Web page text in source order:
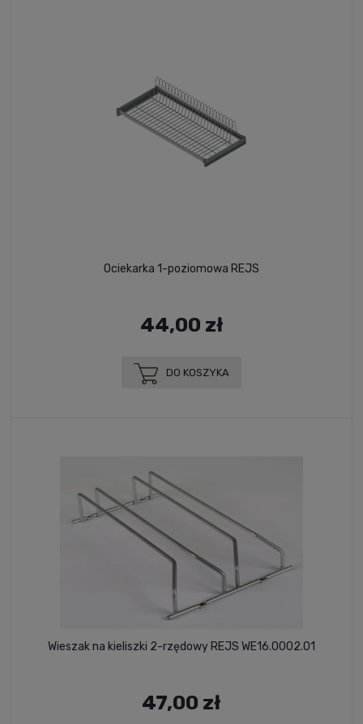
Ociekarka 1-poziomowa REJS
44,00 zł
DO KOSZYKA
Wieszak na kieliszki 2-rzędowy REJS WE16.0002.01
47,00 zł